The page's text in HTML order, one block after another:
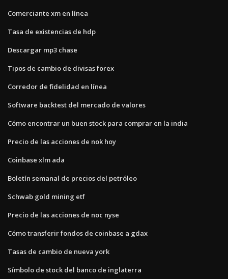
Comerciante xm en línea
Tasa de existencias de hdp
Descargar mp3 chase
Tipos de cambio de divisas forex
Corredor de fidelidad en línea
Software backtest del mercado de valores
Cómo encontrar un buen stock para comprar en la india
Precio de las acciones de nok hoy
Coinbase xlm ada
Boletín semanal de precios del petróleo
Schwab gold mining etf
Precio de las acciones de noc nyse
Cómo transferir fondos de coinbase a gdax
Tasas de cambio de nueva york
Símbolo de stock del banco de inglaterra